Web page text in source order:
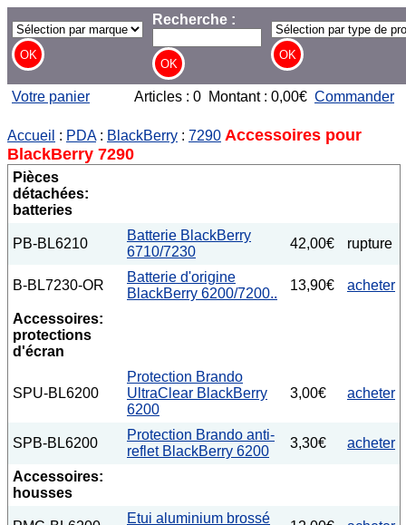
Recherche :
Votre panier Articles : 0 Montant : 0,00€ Commander
Accueil : PDA: BlackBerry : 7290 Accessoires pour
BlackBerry 7290
Pièces
détachées:
batteries
PB-BL6210
Batterie BlackBerry
6710/7230
42,00€ rupture
B-BL7230-OR
Batterie d'origine
BlackBerry 6200/7200..
13,90€ acheter
Accessoires:
protections
d'écran
SPU-BL6200
Protection Brando
UltraClear BlackBerry
6200
3,00€ acheter
SPB-BL6200
Protection Brando anti-
reflet BlackBerry 6200
3,30€ acheter
Accessoires:
housses
Etui aluminium brossé